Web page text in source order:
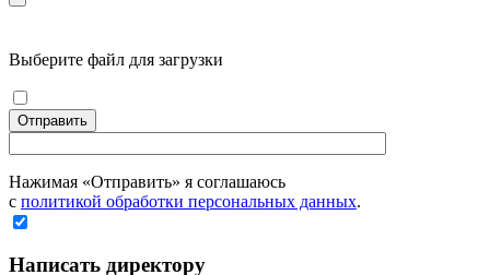
Выберите файл для загрузки
Отправить
Нажимая «Отправить» я соглашаюсь
с политикой обработки персональных данных.
Написать директору